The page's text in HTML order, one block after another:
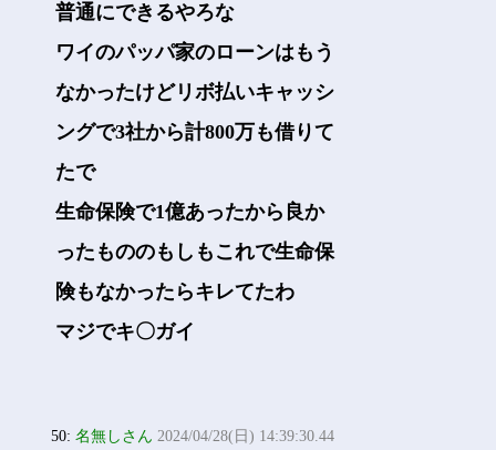
普通にできるやろな
ワイのパッパ家のローンはもう
なかったけどリボ払いキャッシ
ングで3社から計800万も借りて
たで
生命保険で1億あったから良か
ったもののもしもこれで生命保
険もなかったらキレてたわ
マジでキ〇ガイ
50:名無しさん 2024/04/28(日) 14:39:30.44